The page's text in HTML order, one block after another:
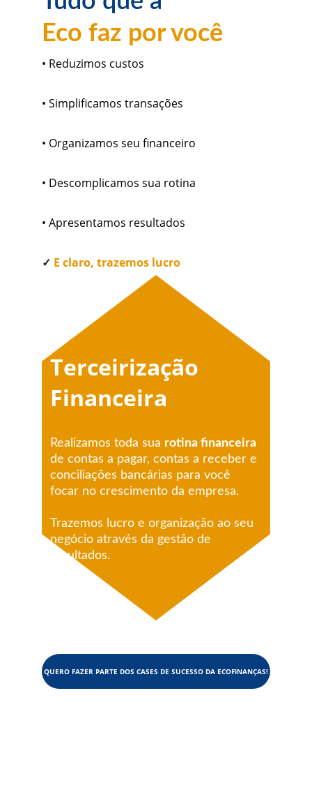
Eco faz por você
• Reduzimos custos
• Simplificamos transações
• Organizamos seu financeiro
• Descomplicamos sua rotina
• Apresentamos resultados
✓ E claro, trazemos lucro
Terceirização
Financeira
Realizamos toda sua rotina financeira
de contas a pagar, contas a receber e
conciliações bancárias para você
focar no crescimento da empresa.
Trazemos lucro e organização ao seu
negócio através da gestão de
resultados.
QUERO FAZER PARTE DOS CASES DE SUCESSO DA ECOFINANÇAS!